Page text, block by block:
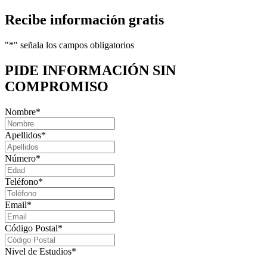
Recibe información gratis
"*" señala los campos obligatorios
PIDE INFORMACIÓN SIN
COMPROMISO
Nombre*
Apellidos*
Número*
Teléfono*
Email*
Código Postal*
Nivel de Estudios*